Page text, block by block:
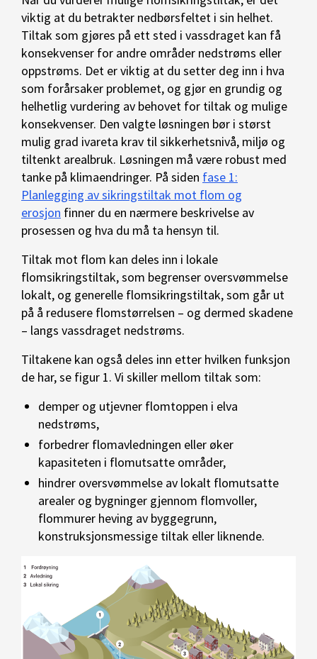
viktig at du betrakter nedbørsfeltet i sin helhet.
Tiltak som gjøres på ett sted i vassdraget kan få
konsekvenser for andre områder nedstrøms eller
oppstrøms. Det er viktig at du setter deg inn i hva
som forårsaker problemet, og gjør en grundig og
helhetlig vurdering av behovet for tiltak og mulige
konsekvenser. Den valgte løsningen bør i størst
mulig grad ivareta krav til sikkerhetsnivå, miljø og
tiltenkt arealbruk. Løsningen må være robust med
tanke på klimaendringer. På siden fase 1:
Planlegging av sikringstiltak mot flom og
erosjon finner du en nærmere beskrivelse av
prosessen og hva du må ta hensyn til.
Tiltak mot flom kan deles inn i lokale
flomsikringstiltak, som begrenser oversvømmelse
lokalt, og generelle flomsikringstiltak, som går ut
på å redusere flomstørrelsen – og dermed skadene
– langs vassdraget nedstrøms.
Tiltakene kan også deles inn etter hvilken funksjon
de har, se figur 1. Vi skiller mellom tiltak som:
demper og utjevner flomtoppen i elva
nedstrøms,
forbedrer flomavledningen eller øker
kapasiteten i flomutsatte områder,
hindrer oversvømmelse av lokalt flomutsatte
arealer og bygninger gjennom flomvoller,
flommurer heving av byggegrunn,
konstruksjonsmessige tiltak eller liknende.